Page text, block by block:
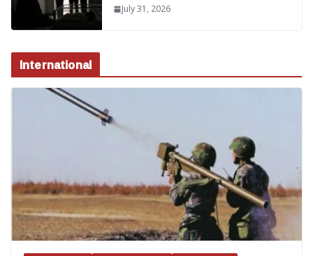
July 31, 2026
International